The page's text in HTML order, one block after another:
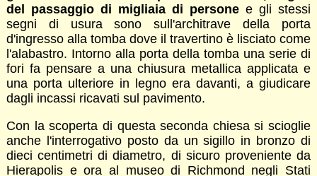
del passaggio di migliaia di persone e gli stessi
segni di usura sono sull'architrave della porta
d'ingresso alla tomba dove il travertino è lisciato come
l'alabastro. Intorno alla porta della tomba una serie di
fori fa pensare a una chiusura metallica applicata e
una porta ulteriore in legno era davanti, a giudicare
dagli incassi ricavati sul pavimento.
Con la scoperta di questa seconda chiesa si scioglie
anche l'interrogativo posto da un sigillo in bronzo di
dieci centimetri di diametro, di sicuro proveniente da
Hierapolis e ora al museo di Richmond negli Stati